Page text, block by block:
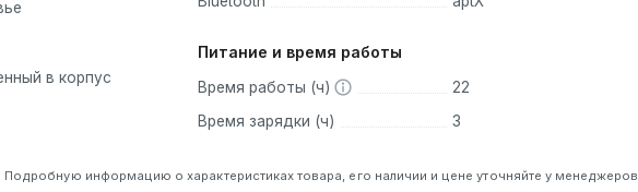
в корпус
Питание и время работы
Время работы (ч)
22
Время зарядки (ч)
3
информацию о характеристиках товара, его наличии и цене уточняйте у менеджеров.